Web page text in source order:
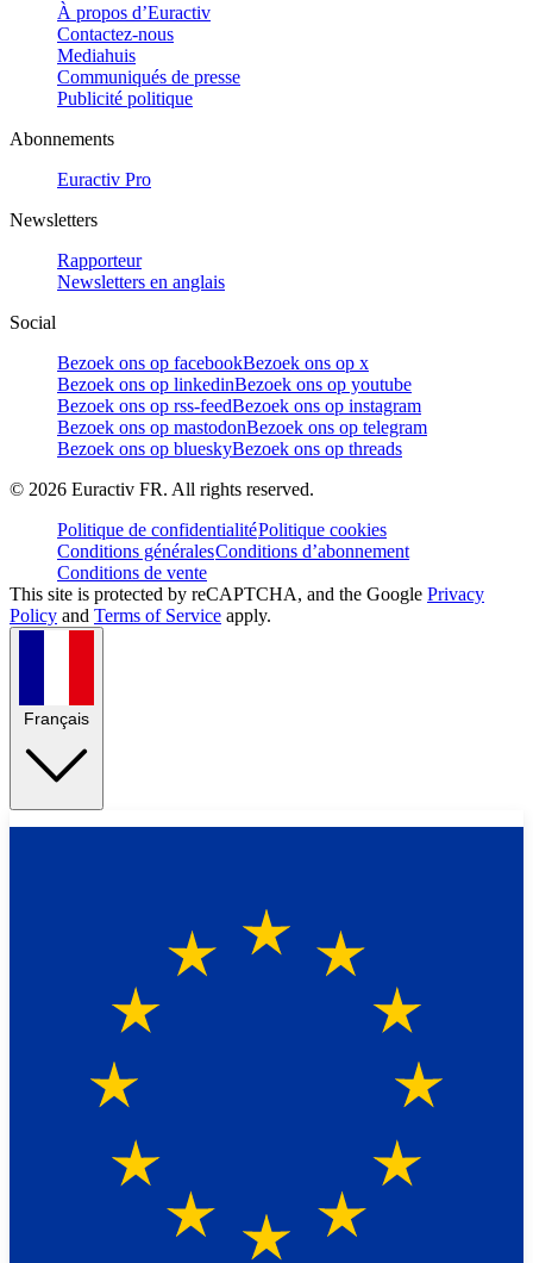
À propos d’Euractiv
Contactez-nous
Mediahuis
Communiqués de presse
Publicité politique
Abonnements
Euractiv Pro
Newsletters
Rapporteur
Newsletters en anglais
Social
Bezoek ons op facebookBezoek ons op x
Bezoek ons op linkedinBezoek ons op youtube
Bezoek ons op rss-feedBezoek ons op instagram
Bezoek ons op mastodonBezoek ons op telegram
Bezoek ons op blueskyBezoek ons op threads
© 2026 Euractiv FR. All rights reserved.
Politique de confidentialitéPolitique cookies
Conditions généralesConditions d’abonnement
Conditions de vente
This site is protected by reCAPTCHA, and the Google Privacy
Policy and Terms of Service apply.
Français